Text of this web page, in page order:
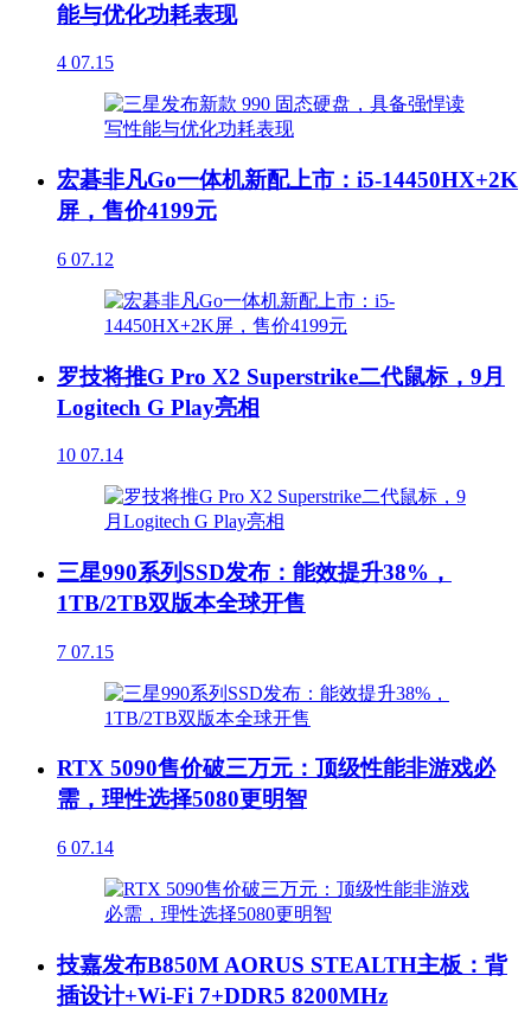
能与优化功耗表现
4 07.15
宏碁非凡Go一体机新配上市：i5-14450HX+2K
屏，售价4199元
6 07.12
罗技将推G Pro X2 Superstrike二代鼠标，9月
Logitech G Play亮相
10 07.14
三星990系列SSD发布：能效提升38%，
1TB/2TB双版本全球开售
7 07.15
RTX 5090售价破三万元：顶级性能非游戏必
需，理性选择5080更明智
6 07.14
技嘉发布B850M AORUS STEALTH主板：背
插设计+Wi-Fi 7+DDR5 8200MHz